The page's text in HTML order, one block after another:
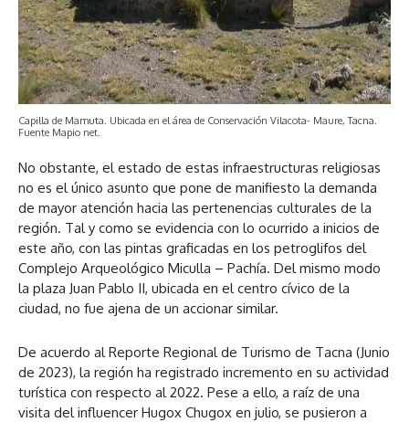
Capilla de Mamuta. Ubicada en el área de Conservación Vilacota- Maure, Tacna.
Fuente Mapio net.
No obstante, el estado de estas infraestructuras religiosas
no es el único asunto que pone de manifiesto la demanda
de mayor atención hacia las pertenencias culturales de la
región. Tal y como se evidencia con lo ocurrido a inicios de
este año, con las pintas graficadas en los petroglifos del
Complejo Arqueológico Miculla – Pachía. Del mismo modo
la plaza Juan Pablo II, ubicada en el centro cívico de la
ciudad, no fue ajena de un accionar similar.
De acuerdo al Reporte Regional de Turismo de Tacna (Junio
de 2023), la región ha registrado incremento en su actividad
turística con respecto al 2022. Pese a ello, a raíz de una
visita del influencer Hugox Chugox en julio, se pusieron a